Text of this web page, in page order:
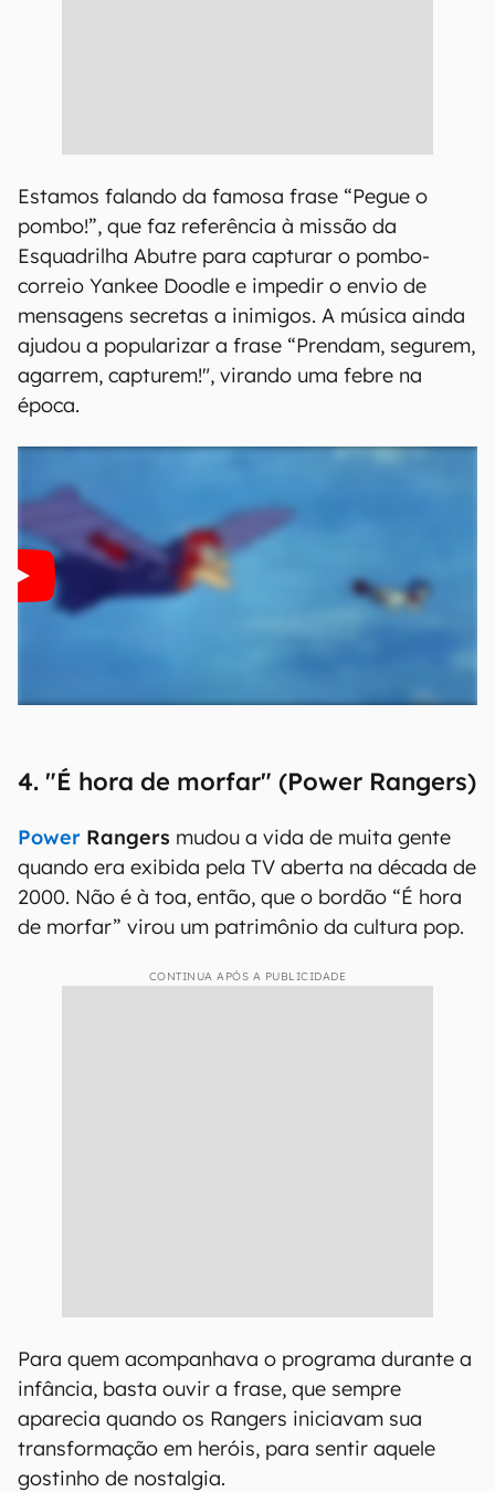
Estamos falando da famosa frase “Pegue o
pombo!”, que faz referência à missão da
Esquadrilha Abutre para capturar o pombo-
correio Yankee Doodle e impedir o envio de
mensagens secretas a inimigos. A música ainda
ajudou a popularizar a frase “Prendam, segurem,
agarrem, capturem!", virando uma febre na
época.
4. "É hora de morfar" (Power Rangers)
Power Rangers mudou a vida de muita gente
quando era exibida pela TV aberta na década de
2000. Não é à toa, então, que o bordão “É hora
de morfar” virou um patrimônio da cultura pop.
CONTINUA APÓS A PUBLICIDADE
Para quem acompanhava o programa durante a
infância, basta ouvir a frase, que sempre
aparecia quando os Rangers iniciavam sua
transformação em heróis, para sentir aquele
gostinho de nostalgia.